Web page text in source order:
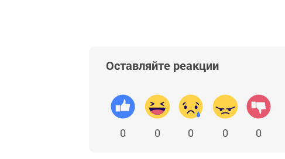
Оставляйте реакции
0 0 0 0 0